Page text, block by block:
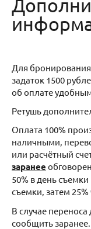
Для
задаток 1500
об оплате
Ретушь
Оплата 100%
наличными,
или расчётный
заранее
50% в день
съемки, затем
В случае
сообщить заранее.